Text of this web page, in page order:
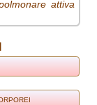
attiva